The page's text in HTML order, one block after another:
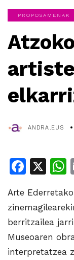
PROPOSAMENAK
ANDRA.EUS
X
Arte
berritzailea
Museoaren
interpretatzea